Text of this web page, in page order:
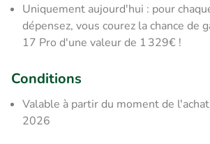
Uniquement aujourd'hui : pour
dépensez, vous courez la chance de
17 Pro d'une valeur de 1 329€ !
Conditions
Valable à partir du moment de
2026